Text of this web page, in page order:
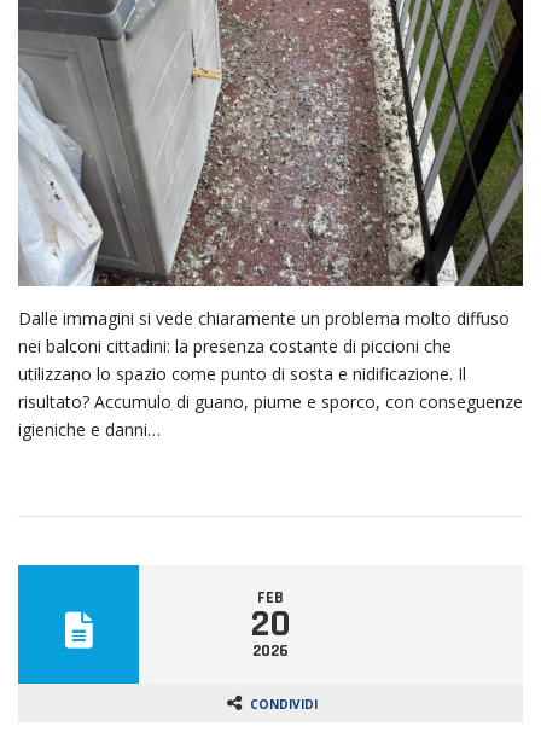
Dalle immagini si vede chiaramente un problema molto diffuso
nei balconi cittadini: la presenza costante di piccioni che
utilizzano lo spazio come punto di sosta e nidificazione. Il
risultato? Accumulo di guano, piume e sporco, con conseguenze
igieniche e danni…
FEB
20
2026
CONDIVIDI